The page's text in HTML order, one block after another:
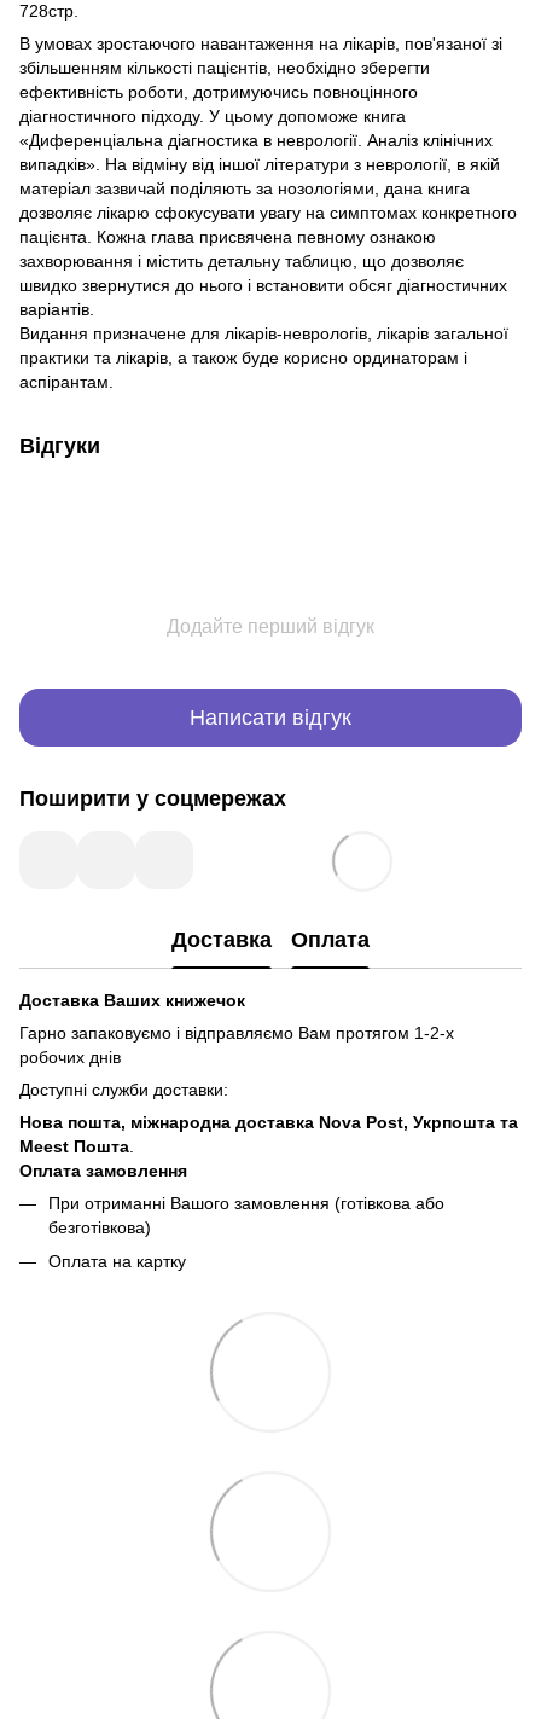
728стр.
В умовах зростаючого навантаження на лікарів, пов'язаної зі
збільшенням кількості пацієнтів, необхідно зберегти
ефективність роботи, дотримуючись повноцінного
діагностичного підходу. У цьому допоможе книга
«Диференціальна діагностика в неврології. Аналіз клінічних
випадків». На відміну від іншої літератури з неврології, в якій
матеріал зазвичай поділяють за нозологіями, дана книга
дозволяє лікарю сфокусувати увагу на симптомах конкретного
пацієнта. Кожна глава присвячена певному ознакою
захворювання і містить детальну таблицю, що дозволяє
швидко звернутися до нього і встановити обсяг діагностичних
варіантів.
Видання призначене для лікарів-неврологів, лікарів загальної
практики та лікарів, а також буде корисно ординаторам і
аспірантам.
Відгуки
Додайте перший відгук
Написати відгук
Поширити у соцмережах
Доставка Оплата
Доставка Ваших книжечок
Гарно запаковуємо і відправляємо Вам протягом 1-2-х
робочих днів
Доступні служби доставки:
Нова пошта, міжнародна доставка Nova Post, Укрпошта та
Meest Пошта
Оплата замовлення
При отриманні Вашого замовлення (готівкова або
безготівкова)
Оплата на картку